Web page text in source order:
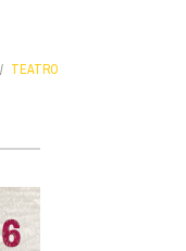
TEATRO